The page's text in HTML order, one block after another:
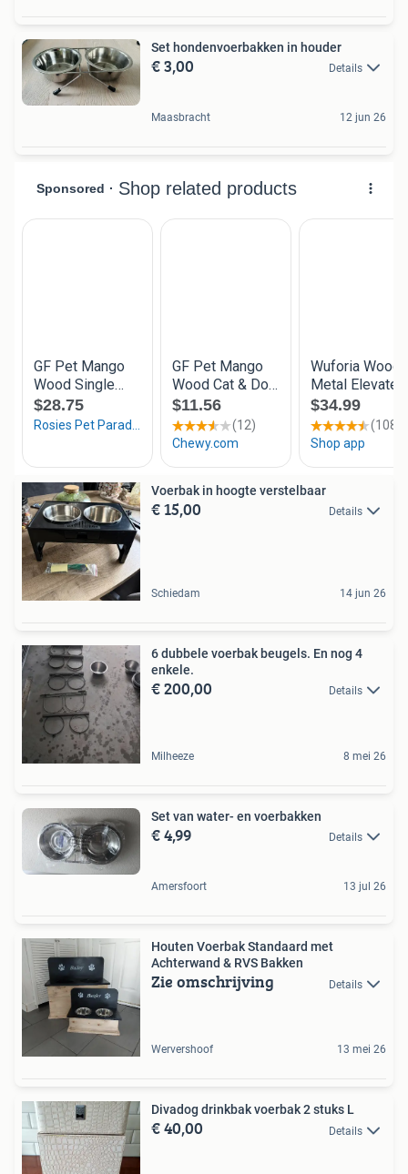
Set hondenvoerbakken in houder
€ 3,00 Details
Maasbracht 12 jun 26
Voerbak in hoogte verstelbaar
€ 15,00 Details
Schiedam 14 jun 26
6 dubbele voerbak beugels. En nog 4
enkele.
€ 200,00 Details
Milheeze 8 mei 26
Set van water- en voerbakken
€ 4,99 Details
Amersfoort 13 jul 26
Houten Voerbak Standaard met
Achterwand & RVS Bakken
Zie omschrijving Details
Wervershoof 13 mei 26
Divadog drinkbak voerbak 2 stuks L
€ 40,00 Details